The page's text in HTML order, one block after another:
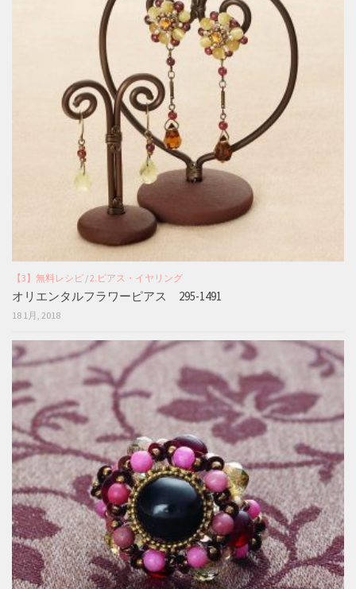
【3】無料レシピ /2.ピアス・イヤリング
オリエンタルフラワーピアス 295-1491
18 1月, 2018